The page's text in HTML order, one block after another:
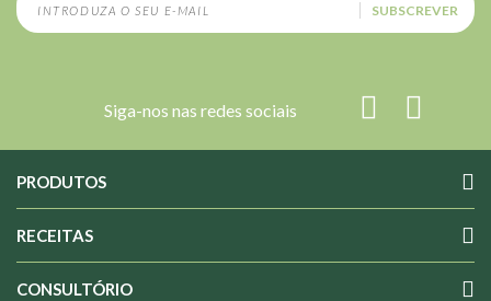
SUBSCREVER
Siga-nos nas redes sociais
PRODUTOS
RECEITAS
CONSULTÓRIO